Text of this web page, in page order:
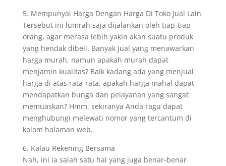
5. Mempunyai Harga Dengan Harga Di Toko Jual Lain
Tersebut ini lumrah saja dijalankan oleh tiap-tiap
orang, agar merasa lebih yakin akan suatu produk
yang hendak dibeli. Banyak Jual yang menawarkan
harga murah, namun apakah murah dapat
menjamin kualitas? Baik kadang ada yang menjual
harga di atas rata-rata, apakah harga mahal dapat
mendapatkan bunga dan pelayanan yang sangat
memuaskan? Hmm, sekiranya Anda ragu dapat
menghubungi melewati nomor yang tercantum di
kolom halaman web.
6. Kalau Rekening Bersama
Nah, ini ia salah satu hal yang juga benar-benar